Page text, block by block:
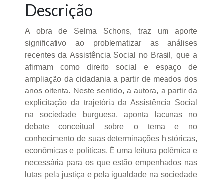
Descrição
A obra de Selma Schons, traz um aporte
significativo ao problematizar as análises
recentes da Assistência Social no Brasil, que a
afirmam como direito social e espaço de
ampliação da cidadania a partir de meados dos
anos oitenta. Neste sentido, a autora, a partir da
explicitação da trajetória da Assistência Social
na sociedade burguesa, aponta lacunas no
debate conceitual sobre o tema e no
conhecimento de suas determinações históricas,
econômicas e políticas. É uma leitura polêmica e
necessária para os que estão empenhados nas
lutas pela justiça e pela igualdade na sociedade